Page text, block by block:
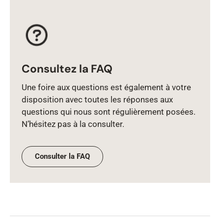
Consultez la FAQ
Une foire aux questions est également à votre
disposition avec toutes les réponses aux
questions qui nous sont régulièrement posées.
N’hésitez pas à la consulter.
Consulter la FAQ